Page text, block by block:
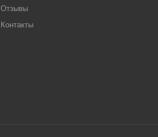
Отзывы
Контакты